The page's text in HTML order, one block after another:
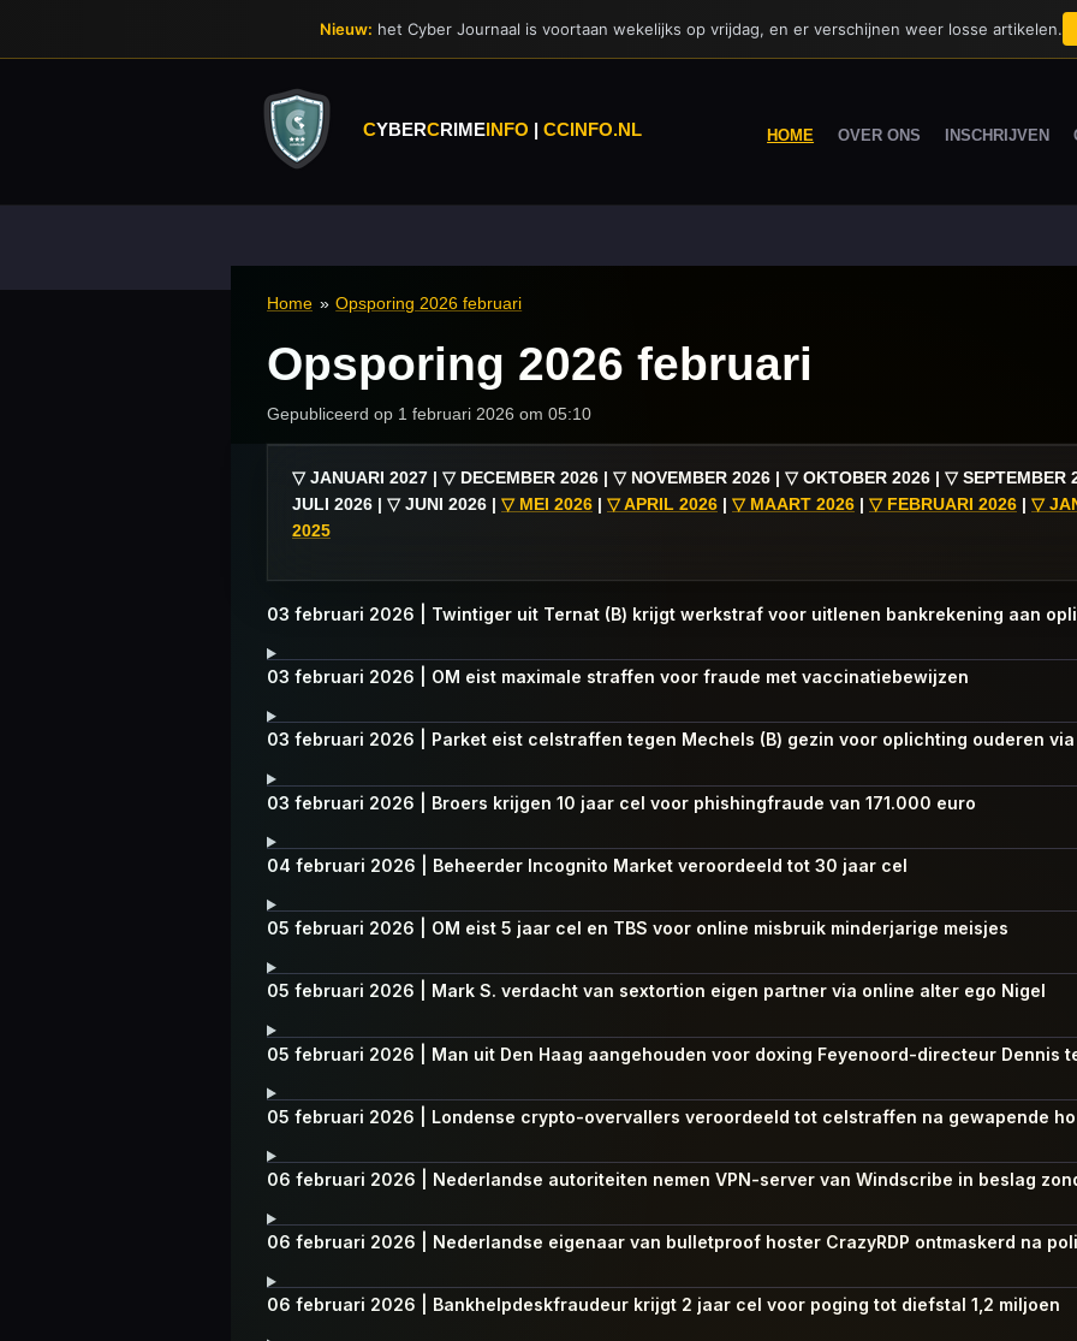
CYBERCRIMEINFO | CCINFO.NL HOME OVER ONS INSCHRIJVEN
Home » Opsporing 2026 februari
Opsporing 2026 februari
Gepubliceerd op 1 februari 2026 om 05:10
▽ JANUARI 2027 | ▽ DECEMBER 2026 | ▽ NOVEMBER 2026 | ▽ OKTOBER 2026 | ▽ SEPTEMBER
JULI 2026 | ▽ JUNI 2026 | ▽ MEI 2026 | ▽ APRIL 2026 | ▽ MAART 2026 | ▽ FEBRUARI 2026 | ▽
2025
03 februari 2026 | Twintiger uit Ternat (B) krijgt werkstraf voor uitlenen bankrekening aan
03 februari 2026 | OM eist maximale straffen voor fraude met vaccinatiebewijzen
03 februari 2026 | Parket eist celstraffen tegen Mechels (B) gezin voor oplichting ouderen
03 februari 2026 | Broers krijgen 10 jaar cel voor phishingfraude van 171.000 euro
04 februari 2026 | Beheerder Incognito Market veroordeeld tot 30 jaar cel
05 februari 2026 | OM eist 5 jaar cel en TBS voor online misbruik minderjarige meisjes
05 februari 2026 | Mark S. verdacht van sextortion eigen partner via online alter ego Nigel
05 februari 2026 | Man uit Den Haag aangehouden voor doxing Feyenoord-directeur Dennis
05 februari 2026 | Londense crypto-overvallers veroordeeld tot celstraffen na gewapende
06 februari 2026 | Nederlandse autoriteiten nemen VPN-server van Windscribe in beslag
06 februari 2026 | Nederlandse eigenaar van bulletproof hoster CrazyRDP ontmaskerd na
06 februari 2026 | Bankhelpdeskfraudeur krijgt 2 jaar cel voor poging tot diefstal 1,2 miljoen
Nieuw: het Cyber Journaal is voortaan wekelijks op vrijdag, en er verschijnen weer losse artikelen.